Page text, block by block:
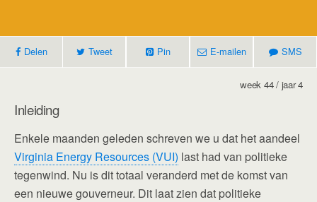
Delen Tweet Pin E-mailen SMS
week 44 / jaar 4
Inleiding
Enkele maanden geleden schreven we u dat het aandeel
Virginia Energy Resources (VUI) last had van politieke
tegenwind. Nu is dit totaal veranderd met de komst van
een nieuwe gouverneur. Dit laat zien dat politieke